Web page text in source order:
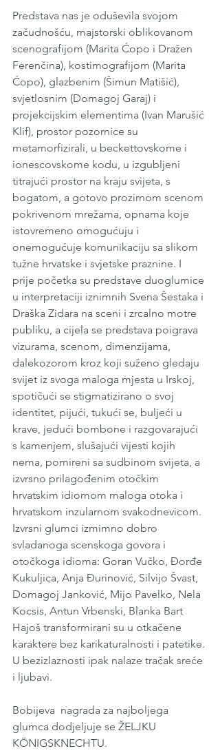
Predstava nas je oduševila svojom
začudnošću, majstorski oblikovanom
scenografijom (Marita Ćopo i Dražen
Ferenčina), kostimografijom (Marita
Ćopo), glazbenim (Šimun Matišić),
svjetlosnim (Domagoj Garaj) i
projekcijskim elementima (Ivan Marušić
Klif), prostor pozornice su
metamorfizirali, u beckettovskome i
ionescovskome kodu, u izgubljeni
titrajući prostor na kraju svijeta, s
bogatom, a gotovo prozirnom scenom
pokrivenom mrežama, opnama koje
istovremeno omogućuju i
onemogućuje komunikaciju sa slikom
tužne hrvatske i svjetske praznine. I
prije početka su predstave duoglumice
u interpretaciji iznimnih Svena Šestaka i
Draška Zidara na sceni i zrcalno motre
publiku, a cijela se predstava poigrava
vizurama, scenom, dimenzijama,
dalekozorom kroz koji suženo gledaju
svijet iz svoga maloga mjesta u Irskoj,
spotičući se stigmatizirano o svoj
identitet, pijući, tukući se, buljeći u
krave, jedući bombone i razgovarajući
s kamenjem, slušajući vijesti kojih
nema, pomireni sa sudbinom svijeta, a
izvrsno prilagođenim otočkim
hrvatskim idiomom maloga otoka i
hrvatskom inzularnom svakodnevicom.
Izvrsni glumci izmimno dobro
svladanoga scenskoga govora i
otočkoga idioma: Goran Vučko, Đorđe
Kukuljica, Anja Đurinović, Silvijo Švast,
Domagoj Janković, Mijo Pavelko, Nela
Kocsis, Antun Vrbenski, Blanka Bart
Hajoš transformirani su u otkačene
karaktere bez karikaturalnosti i patetike.
U bezizlaznosti ipak nalaze tračak sreće
i ljubavi.
Bobijeva  nagrada za najboljega
glumca dodjeljuje se ŽELJKU
KÖNIGSKNECHTU.